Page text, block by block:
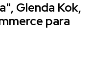
Glenda Kok,
para